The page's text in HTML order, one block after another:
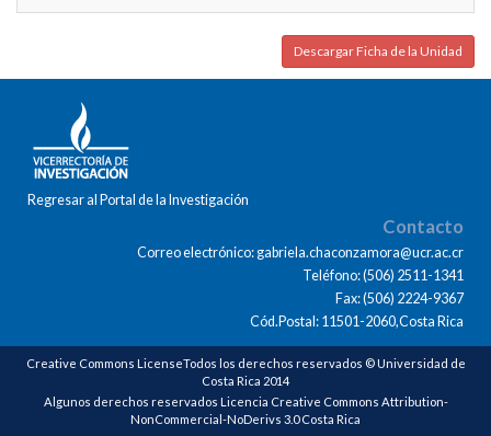
Descargar Ficha de la Unidad
Regresar al Portal de la Investigación
Contacto
Correo electrónico: gabriela.chaconzamora@ucr.ac.cr
Teléfono: (506) 2511-1341
Fax: (506) 2224-9367
Cód.Postal: 11501-2060,Costa Rica
Creative Commons LicenseTodos los derechos reservados © Universidad de
Costa Rica 2014
Algunos derechos reservados Licencia Creative Commons Attribution-
NonCommercial-NoDerivs 3.0 Costa Rica